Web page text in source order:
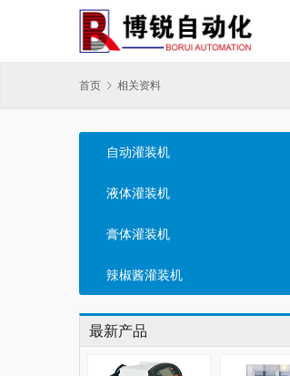
首页 相关资料
自动灌装机
液体灌装机
膏体灌装机
辣椒酱灌装机
最新产品